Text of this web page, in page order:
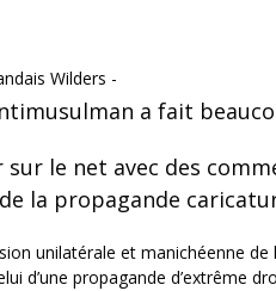
Wilders -
a fait
sur le net avec des
la propagande
unilatérale et manichéenne
d’une propagande d’extrême